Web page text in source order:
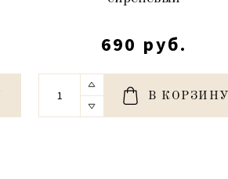
690 руб.
В КОРЗИНУ